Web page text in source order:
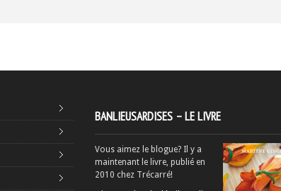
BANLIEUSARDISES – LE LIVRE
Vous aimez le blogue? Il y a
maintenant le livre, publié en
2010 chez Trécarré!